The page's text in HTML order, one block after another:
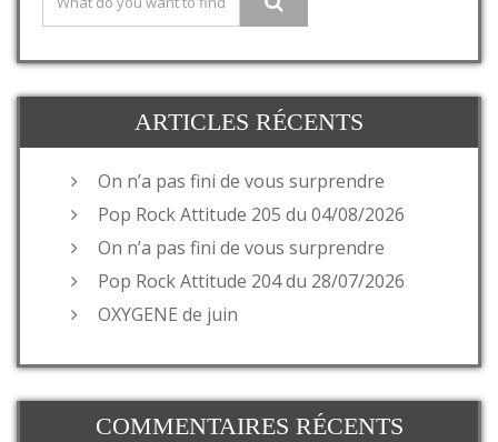
ARTICLES RÉCENTS
On n’a pas fini de vous surprendre
Pop Rock Attitude 205 du 04/08/2026
On n’a pas fini de vous surprendre
Pop Rock Attitude 204 du 28/07/2026
OXYGENE de juin
COMMENTAIRES RÉCENTS